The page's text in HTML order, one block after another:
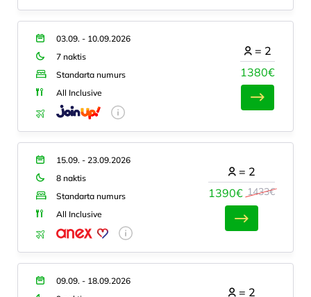
03.09. - 10.09.2026
7 naktis
Standarta numurs
All Inclusive
1380€
= 2
15.09. - 23.09.2026
8 naktis
Standarta numurs
All Inclusive
1390€ 1433€
= 2
09.09. - 18.09.2026
= 2